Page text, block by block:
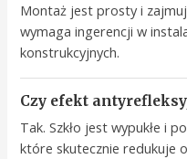
Montaż jest prosty i
wymaga ingerencji w
konstrukcyjnych.
Czy efekt
Tak. Szkło jest wypukłe i
które skutecznie redukuje